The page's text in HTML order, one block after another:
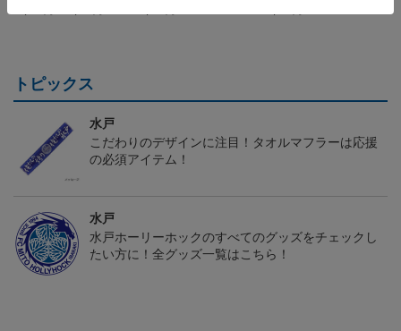
ム FP 1st
トピックス
水戸
こだわりのデザインに注目！タオルマフラーは応援
の必須アイテム！
水戸
水戸ホーリーホックのすべてのグッズをチェックし
たい方に！全グッズ一覧はこちら！